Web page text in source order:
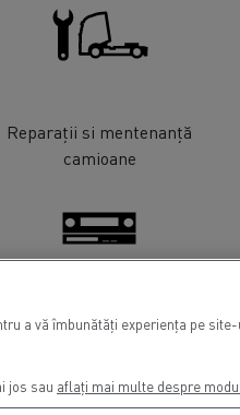
Reparații si mentenanță
camioane
Tahografe
a vă îmbunătăți experiența pe
jos sau aflați mai multe despre